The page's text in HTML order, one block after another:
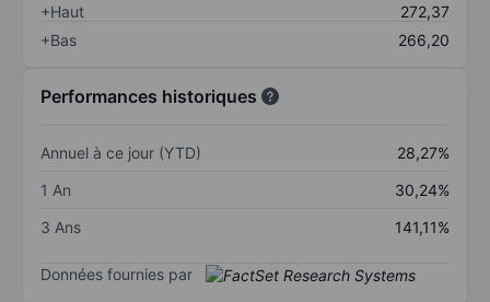
+Haut
272,37
+Bas
266,20
Performances historiques
Annuel à ce jour (YTD)
28,27%
1 An
30,24%
3 Ans
141,11%
Données fournies par